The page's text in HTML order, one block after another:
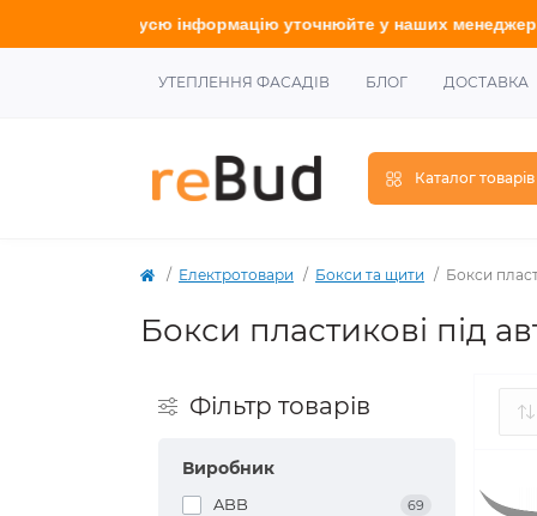
у наших менеджерів.
УТЕПЛЕННЯ ФАСАДІВ БЛОГ ДОСТАВКА
Каталог товарів
Електротовари Бокси та щити Бокси
Бокси пластикові під
Фільтр товарів
Виробник
ABB 69